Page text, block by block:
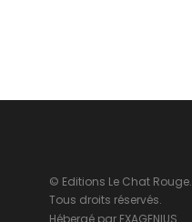
© Editions Le Chat Rouge.
Tous droits réservés.